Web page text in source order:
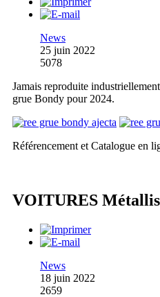
News
25 juin 2022
5078
Jamais reproduite
grue Bondy pour 2024.
Référencement et Catalogue en
VOITURES
News
18 juin 2022
2659